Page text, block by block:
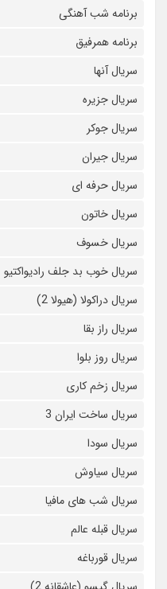
برنامه شب آهنگی
برنامه همرفیق
سریال آنها
سریال جزیره
سریال جوکر
سریال جیران
سریال حرفه ای
سریال خاتون
سریال خسوف
سریال خوب بد جلف رادیواکتیو
سریال دراکولا (هیولا 2)
سریال راز بقا
سریال روز بلوا
سریال زخم کاری
سریال ساخت ایران 3
سریال سودا
سریال سیاوش
سریال شب های مافیا
سریال قبله عالم
سریال قورباغه